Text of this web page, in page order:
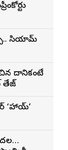
సియామ్
దానికంటే
తేజ్
‘హాయ్’